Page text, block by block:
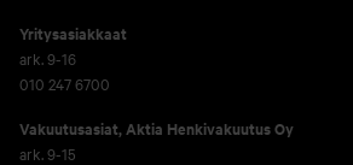
Yritysasiakkaat
ark. 9-16
010 247 6700
Vakuutusasiat, Aktia Henkivakuutus Oy
ark. 9-15